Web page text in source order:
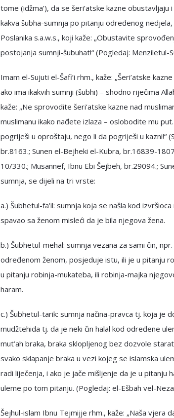
tome (idžma’), da se šeri’atske kazne
kakva šubha-sumnja po pitanju određenog
Poslanika s.a.w.s., koji kaže: „Obustavite
postojanja sumnji-šubuhat!“ (Pogledaj: Menziletul-
Imam el-Sujuti el-Šafi’i rhm., kaže: „Šeri’atske
ako ima ikakvih sumnji (šubhi) – shodno riječima
kaže: „Ne sprovodite šeri’atske kazne nad
muslimanu ikako nađete izlaza – oslobodite mu
pogriješi u oproštaju, nego li da pogriješi u kazni!“
br.8163.; Sunen el-Bejheki el-Kubra, br.16839-
10/330.; Musannef, Ibnu Ebi Šejbeh, br.29094.;
sumnja, se dijeli na tri vrste:
a.) Šubhetul-fa’il: sumnja koja se našla kod
spavao sa ženom misleći da je bila njegova žena.
b.) Šubhetul-mehal: sumnja vezana za sami čin,
određenom ženom, posjeduje istu, ili je u pitanju
u pitanju robinja-mukateba, ili robinja-majka
haram.
c.) Šubhetul-tarik: sumnja načina-pravca tj. koja je
mudžtehida tj. da je neki čin halal kod određene
mut’ah braka, braka sklopljenog bez dozvole
svako sklapanje braka u vezi kojeg se islamska
radi liječenja, i ako je jače mišljenje da je u pitanju
uleme po tom pitanju. (Pogledaj: el-Ešbah vel-
Šejhul-islam Ibnu Tejmijje rhm., kaže: „Naša vjera